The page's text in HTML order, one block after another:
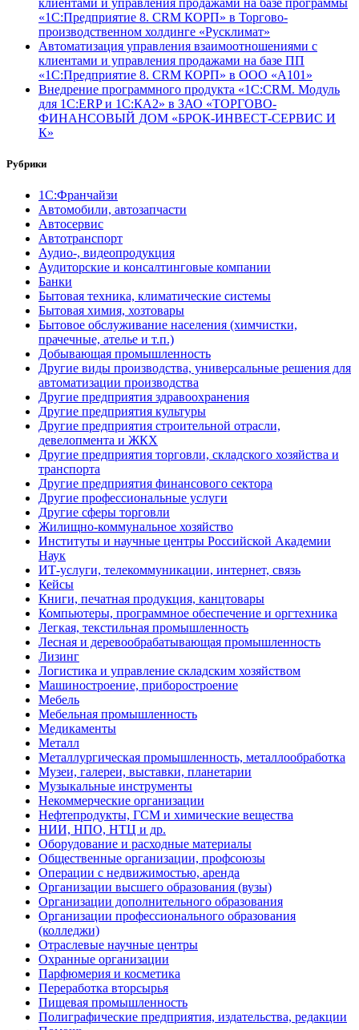
клиентами и управления продажами на базе программы
«1С:Предприятие 8. CRM КОРП» в Торгово-
производственном холдинге «Русклимат»
Автоматизация управления взаимоотношениями с
клиентами и управления продажами на базе ПП
«1С:Предприятие 8. CRM КОРП» в ООО «А101»
Внедрение программного продукта «1С:CRM. Модуль
для 1С:ERP и 1С:КА2» в ЗАО «ТОРГОВО-
ФИНАНСОВЫЙ ДОМ «БРОК-ИНВЕСТ-СЕРВИС И
К»
Рубрики
1С:Франчайзи
Автомобили, автозапчасти
Автосервис
Автотранспорт
Аудио-, видеопродукция
Аудиторские и консалтинговые компании
Банки
Бытовая техника, климатические системы
Бытовая химия, хозтовары
Бытовое обслуживание населения (химчистки,
прачечные, ателье и т.п.)
Добывающая промышленность
Другие виды производства, универсальные решения для
автоматизации производства
Другие предприятия здравоохранения
Другие предприятия культуры
Другие предприятия строительной отрасли,
девелопмента и ЖКХ
Другие предприятия торговли, складского хозяйства и
транспорта
Другие предприятия финансового сектора
Другие профессиональные услуги
Другие сферы торговли
Жилищно-коммунальное хозяйство
Институты и научные центры Российской Академии
Наук
ИТ-услуги, телекоммуникации, интернет, связь
Кейсы
Книги, печатная продукция, канцтовары
Компьютеры, программное обеспечение и оргтехника
Легкая, текстильная промышленность
Лесная и деревообрабатывающая промышленность
Лизинг
Логистика и управление складским хозяйством
Машиностроение, приборостроение
Мебель
Мебельная промышленность
Медикаменты
Металл
Металлургическая промышленность, металлообработка
Музеи, галереи, выставки, планетарии
Музыкальные инструменты
Некоммерческие организации
Нефтепродукты, ГСМ и химические вещества
НИИ, НПО, НТЦ и др.
Оборудование и расходные материалы
Общественные организации, профсоюзы
Операции с недвижимостью, аренда
Организации высшего образования (вузы)
Организации дополнительного образования
Организации профессионального образования
(колледжи)
Отраслевые научные центры
Охранные организации
Парфюмерия и косметика
Переработка вторсырья
Пищевая промышленность
Полиграфические предприятия, издательства, редакции